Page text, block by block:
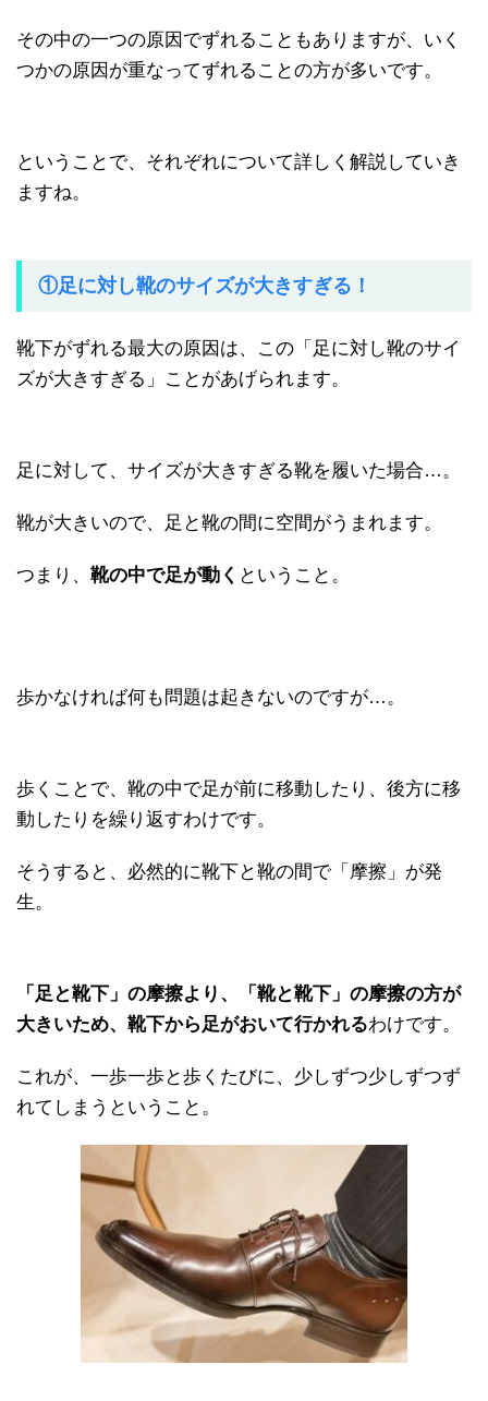
その中の一つの原因でずれることもありますが、いく
つかの原因が重なってずれることの方が多いです。
ということで、それぞれについて詳しく解説していき
ますね。
①足に対し靴のサイズが大きすぎる！
靴下がずれる最大の原因は、この「足に対し靴のサイ
ズが大きすぎる」ことがあげられます。
足に対して、サイズが大きすぎる靴を履いた場合…。
靴が大きいので、足と靴の間に空間がうまれます。
つまり、 靴の中で足が動く ということ。
歩かなければ何も問題は起きないのですが…。
歩くことで、靴の中で足が前に移動したり、後方に移
動したりを繰り返すわけです。
そうすると、必然的に靴下と靴の間で「摩擦」が発
生。
「足と靴下」の摩擦より、「靴と靴下」の摩擦の方が
大きいため、靴下から足がおいて行かれるわけです。
これが、一歩一歩と歩くたびに、少しずつ少しずつず
れてしまうということ。